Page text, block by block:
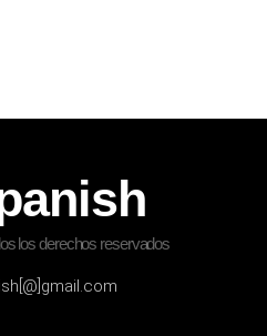
los derechos reservados